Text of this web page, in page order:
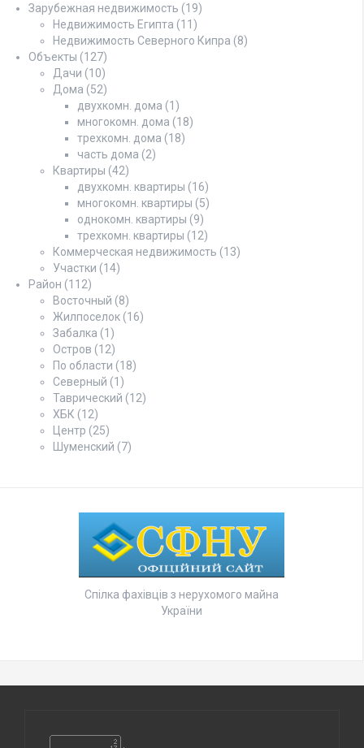
Зарубежная недвижимость (19)
Недвижимость Египта (11)
Недвижимость Северного Кипра (8)
Объекты (127)
Дачи (10)
Дома (52)
двухкомн. дома (1)
многокомн. дома (18)
трехкомн. дома (18)
часть дома (2)
Квартиры (42)
двухкомн. квартиры (16)
многокомн. квартиры (5)
однокомн. квартиры (9)
трехкомн. квартиры (12)
Коммерческая недвижимость (13)
Участки (14)
Район (112)
Восточный (8)
Жилпоселок (16)
Забалка (1)
Остров (12)
По области (18)
Северный (1)
Таврический (12)
ХБК (12)
Центр (25)
Шуменский (7)
Спілка фахівців з нерухомого майна
України